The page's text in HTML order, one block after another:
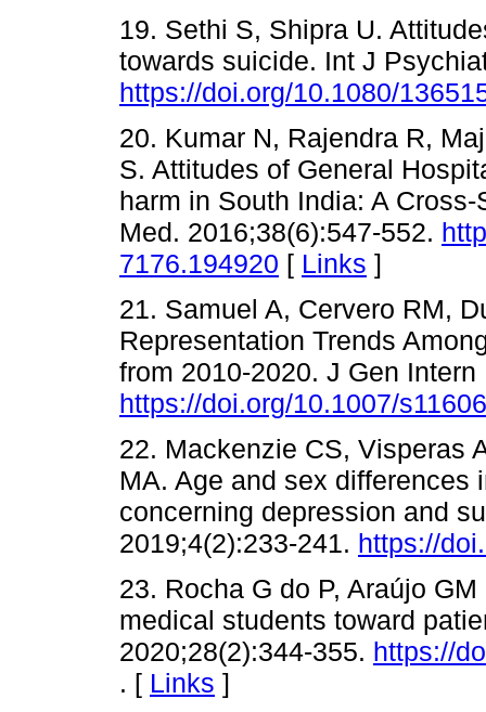
19. Sethi S, Shipra U.
towards suicide. Int J
https://doi.org/10.1080/
20. Kumar N, Rajendra R,
S. Attitudes of General
harm in South India: A
Med. 2016;38(6):547-552.
7176.194920 [ Links ]
21. Samuel A, Cervero RM,
Representation Trends
from 2010-2020. J Gen
https://doi.org/10.1007/
22. Mackenzie CS, Visperas
MA. Age and sex differences
concerning depression and
2019;4(2):233-241. https://
23. Rocha G do P, Araújo
medical students toward
2020;28(2):344-355. https://
. [ Links ]